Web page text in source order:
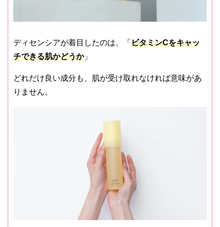
ディセンシアが着目したのは、「 ビタミンCをキャッ
チできる肌かどうか」
どれだけ良い成分も、肌が受け取れなければ意味があ
りません。